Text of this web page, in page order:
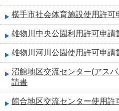
横手市社会体育施設使用許可
雄物川中央公園利用許可申請
雄物川河川公園使用許可申請
沼館地区交流センター(アス
請書
館合地区交流センター使用許